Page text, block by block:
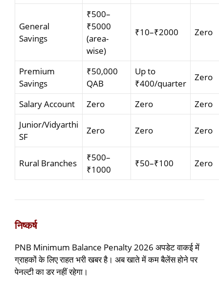
General
Savings
₹500–
₹5000
(area-
wise)
₹10–₹2000 Zero
Premium
Savings
₹50,000
QAB
Up to
₹400/quarter
Zero
Salary Account Zero Zero
Zero
Junior/Vidyarthi
SF
Zero Zero Zero
Rural Branches
₹500–
₹1000
₹50–₹100 Zero
निष्कर्ष
PNB Minimum Balance Penalty 2026 अपडेट वाकई में
ग्राहकों के लिए राहत भरी खबर है। अब खाते में कम बैलेंस होने पर
पेनल्टी का डर नहीं रहेगा।